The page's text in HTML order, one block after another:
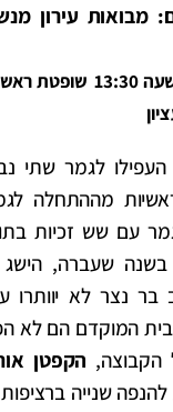
מבואות עירון
גמר תלמידים – שעה
לגמר שתי
מההתחלה
בשנה שעברה,
בר נצר לא
המוקדם הם לא
הקבוצה, הקפטן
שנייה ברציפות